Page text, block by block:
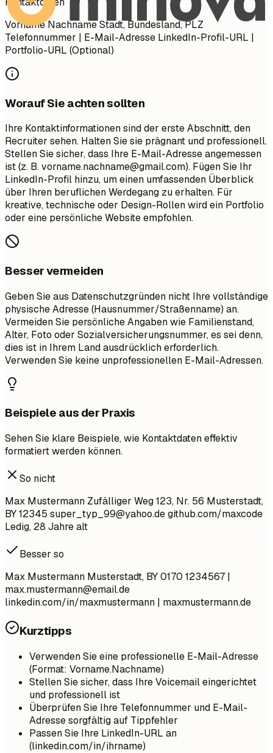
Vorname Nachname Stadt, Bundesland, PLZ
Telefonnummer | E-Mail-Adresse LinkedIn-Profil-URL |
Portfolio-URL (Optional)
Worauf Sie achten sollten
Ihre Kontaktinformationen sind der erste Abschnitt, den
Recruiter sehen. Halten Sie sie prägnant und professionell.
Stellen Sie sicher, dass Ihre E-Mail-Adresse angemessen
ist (z. B.vorname.nachname@gmail.com). Fügen Sie Ihr
LinkedIn-Profil hinzu, um einen umfassenden Überblick
über Ihren beruflichen Werdegang zu erhalten. Für
kreative, technische oder Design-Rollen wird ein Portfolio
oder eine persönliche Website empfohlen.
Besser vermeiden
Geben Sie aus Datenschutzgründen nicht Ihre vollständige
physische Adresse (Hausnummer/Straßenname) an.
Vermeiden Sie persönliche Angaben wie Familienstand,
Alter, Foto oder Sozialversicherungsnummer, es sei denn,
dies ist in Ihrem Land ausdrücklich erforderlich.
Verwenden Sie keine unprofessionellen E-Mail-Adressen.
Beispiele aus der Praxis
Sehen Sie klare Beispiele, wie Kontaktdaten effektiv
formatiert werden können.
So nicht
Max Mustermann Zufälliger Weg 123, Nr. 56 Musterstadt,
BY 12345 super_typ_99@yahoo.degithub.com/maxcode
Ledig, 28 Jahre alt
Besser so
Max Mustermann Musterstadt, BY 0170 1234567 |
max.mustermann@email.de
linkedin.com/in/maxmustermann | maxmustermann.de
Kurztipps
Verwenden Sie eine professionelle E-Mail-Adresse
(Format: Vorname.Nachname)
Stellen Sie sicher, dass Ihre Voicemail eingerichtet
und professionell ist
Überprüfen Sie Ihre Telefonnummer und E-Mail-
Adresse sorgfältig auf Tippfehler
Passen Sie Ihre LinkedIn-URL an
(linkedin.com/in/ihrname)